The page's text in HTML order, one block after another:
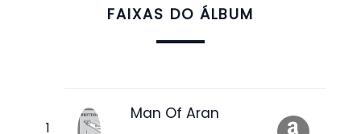
FAIXAS DO ÁLBUM
Man Of Aran